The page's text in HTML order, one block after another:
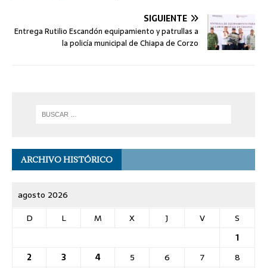
SIGUIENTE
Entrega Rutilio Escandón equipamiento y patrullas a
la policía municipal de Chiapa de Corzo
ARCHIVO HISTÓRICO
agosto 2026
D
L M X J V
S
1
2
3 4 5 6 7
8